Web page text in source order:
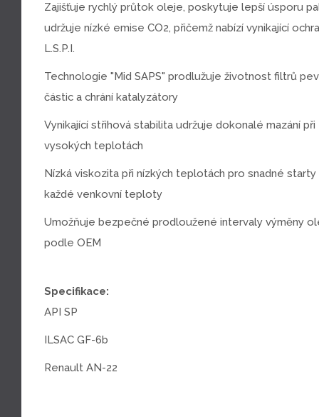
Zajišťuje rychlý průtok oleje, poskytuje lepší úsporu
udržuje nízké emise CO2, přičemž nabízí vynikající
L.S.P.I.
Technologie "Mid SAPS" prodlužuje životnost filtrů
částic a chrání katalyzátory
Vynikající střihová stabilita udržuje dokonalé mazání při
vysokých teplotách
Nízká viskozita při nízkých teplotách pro snadné starty
každé venkovní teploty
Umožňuje bezpečné prodloužené intervaly výměny
podle OEM
Specifikace:
API SP
ILSAC GF-6b
Renault AN-22